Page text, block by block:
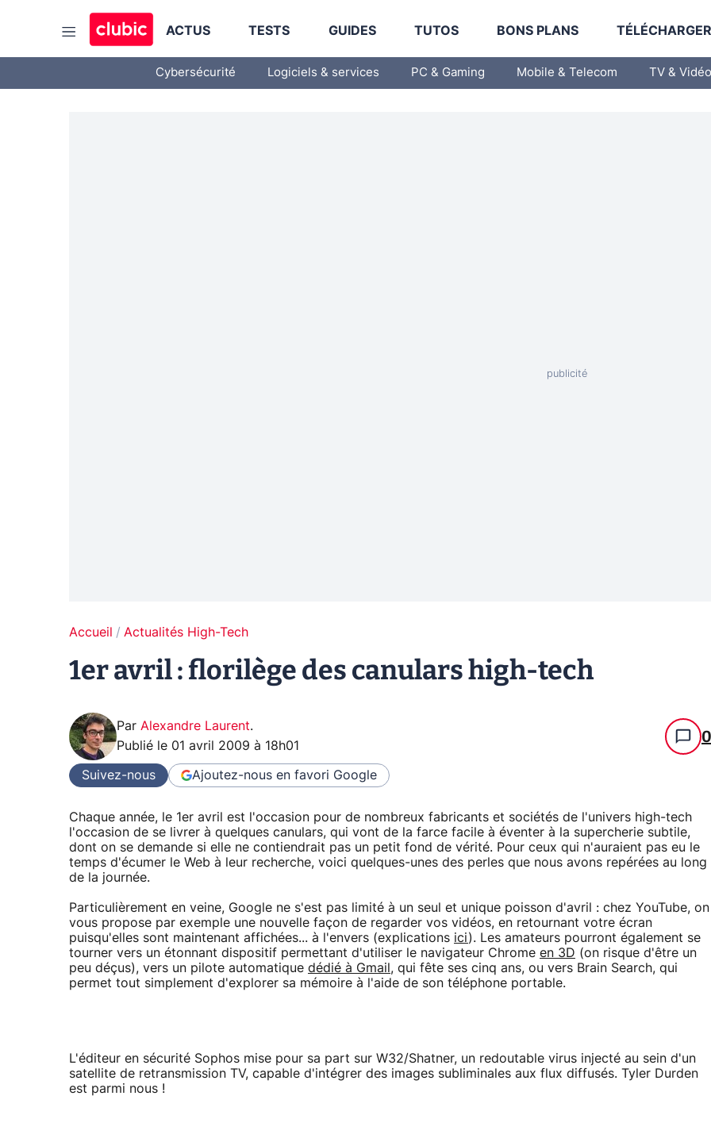
ACTUS TESTS GUIDES TUTOS BONS PLANS
Cybersécurité Logiciels & services PC & Gaming Mobile & Telecom TV & Vidéo
Accueil Actualités High-Tech
1er avril : florilège des canulars high-tech
Par Alexandre Laurent.
Publié le 01 avril 2009 à 18h01 0
Suivez-nous Ajoutez-nous en favori Google
Chaque année, le 1er avril est l'occasion pour de nombreux fabricants et sociétés de l'univers high-tech
l'occasion de se livrer à quelques canulars, qui vont de la farce facile à éventer à la supercherie subtile,
dont on se demande si elle ne contiendrait pas un petit fond de vérité. Pour ceux qui n'auraient pas eu le
temps d'écumer le Web à leur recherche, voici quelques-unes des perles que nous avons repérées au long
de la journée.
Particulièrement en veine, Google ne s'est pas limité à un seul et unique poisson d'avril : chez YouTube, on
vous propose par exemple une nouvelle façon de regarder vos vidéos, en retournant votre écran
puisqu'elles sont maintenant affichées... à l'envers (explications ici). Les amateurs pourront également se
tourner vers un étonnant dispositif permettant d'utiliser le navigateur Chrome en 3D (on risque d'être un
peu déçus), vers un pilote automatique dédié à Gmail , qui fête ses cinq ans, ou vers Brain Search, qui
permet tout simplement d'explorer sa mémoire à l'aide de son téléphone portable.
L'éditeur en sécurité Sophos mise pour sa part sur W32/Shatner, un redoutable virus injecté au sein d'un
satellite de retransmission TV, capable d'intégrer des images subliminales aux flux diffusés. Tyler Durden
est parmi nous !